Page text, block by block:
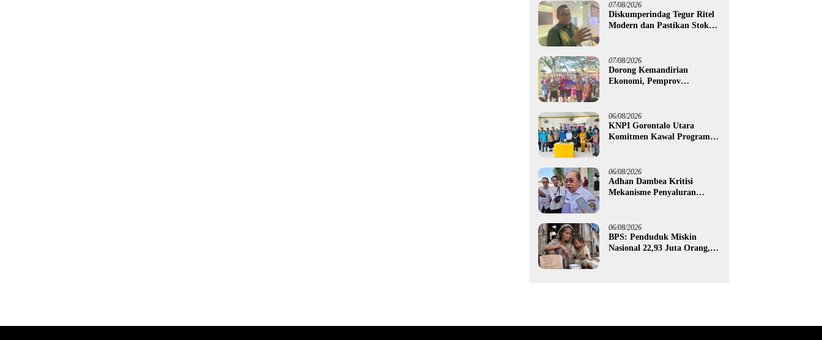
07/08/2026
Diskumperindag Tegur Ritel
Modern dan Pastikan Stok
07/08/2026
Dorong Kemandirian
Ekonomi, Pemprov
untuk 395 Pelaku Usaha
06/08/2026
KNPI Gorontalo Utara
Komitmen Kawal Program
06/08/2026
Adhan Dambea Kritisi
Mekanisme Penyaluran
06/08/2026
BPS: Penduduk Miskin
Nasional 22,93 Juta Orang,